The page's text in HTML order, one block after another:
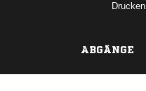
Drucken
ABGÄNGE